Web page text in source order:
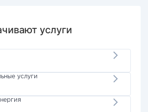
услуги
услуги